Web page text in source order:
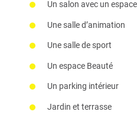
Un salon avec un
Une salle d’animation
Une salle de sport
Un espace Beauté
Un parking intérieur
Jardin et terrasse